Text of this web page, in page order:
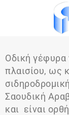
Οδική γέφυρα
πλαισίου, ως
Σαουδική
και είναι